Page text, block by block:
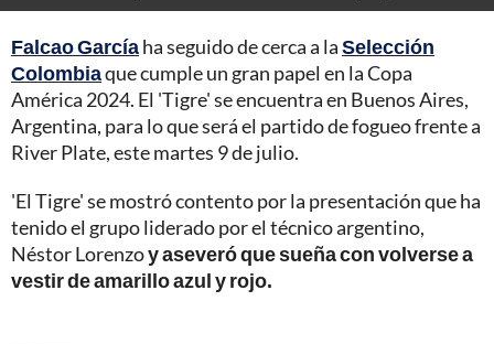
Falcao Garcíaha seguido de cerca a laSelección
Colombiaque cumple un gran papel en la Copa
América 2024. El 'Tigre' se encuentra en Buenos Aires,
Argentina, para lo que será el partido de fogueo frente a
River Plate, este martes 9 de julio.
'El Tigre' se mostró contento por la presentación que ha
tenido el grupo liderado por el técnico argentino,
Néstor Lorenzoy aseveró que sueña con volverse a
vestir de amarillo azul y rojo.